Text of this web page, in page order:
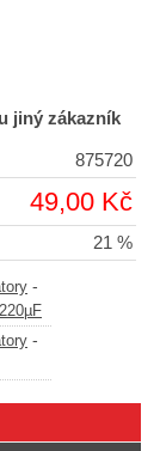
jiný zákazník
875720
49,00 Kč
21 %
-
220µF
-